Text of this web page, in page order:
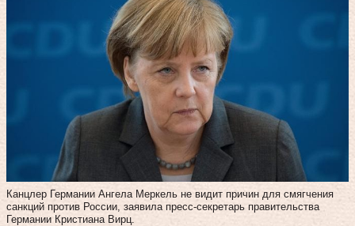
Канцлер Германии Ангела Меркель не видит причин для смягчения
санкций против России, заявила пресс-секретарь правительства
Германии Кристиана Вирц.